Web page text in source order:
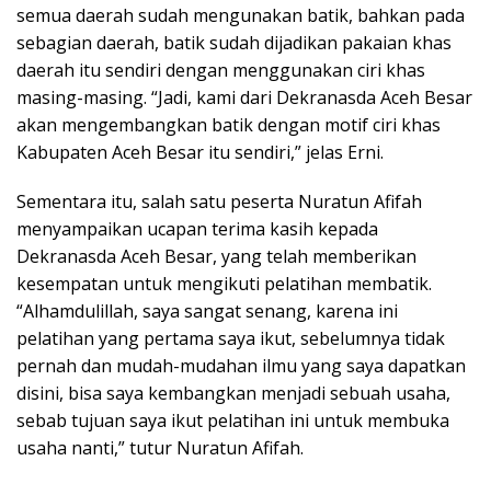
semua daerah sudah mengunakan batik, bahkan pada
sebagian daerah, batik sudah dijadikan pakaian khas
daerah itu sendiri dengan menggunakan ciri khas
masing-masing. “Jadi, kami dari Dekranasda Aceh Besar
akan mengembangkan batik dengan motif ciri khas
Kabupaten Aceh Besar itu sendiri,” jelas Erni.
Sementara itu, salah satu peserta Nuratun Afifah
menyampaikan ucapan terima kasih kepada
Dekranasda Aceh Besar, yang telah memberikan
kesempatan untuk mengikuti pelatihan membatik.
“Alhamdulillah, saya sangat senang, karena ini
pelatihan yang pertama saya ikut, sebelumnya tidak
pernah dan mudah-mudahan ilmu yang saya dapatkan
disini, bisa saya kembangkan menjadi sebuah usaha,
sebab tujuan saya ikut pelatihan ini untuk membuka
usaha nanti,” tutur Nuratun Afifah.